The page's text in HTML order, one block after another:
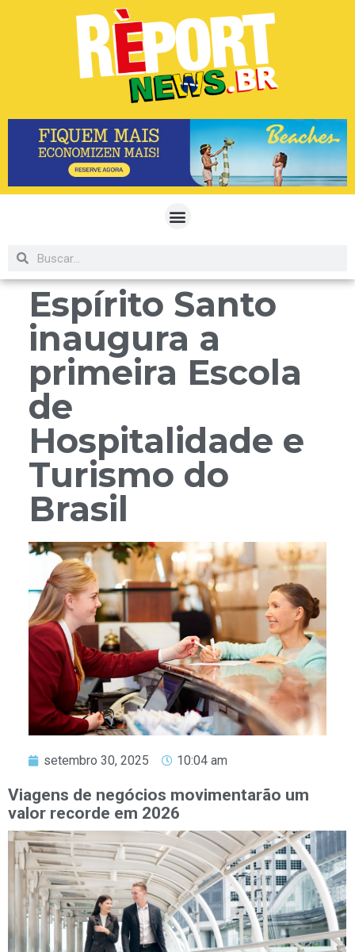
Espírito Santo
inaugura a
primeira Escola
de
Hospitalidade e
Turismo do
Brasil
setembro 30, 2025 10:04 am
Viagens de negócios movimentarão um
valor recorde em 2026